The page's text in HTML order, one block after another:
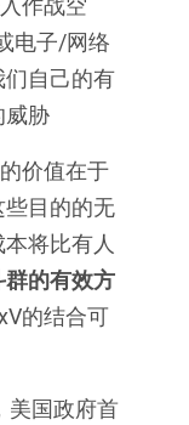
作战空
电子/网络
自己的有
威胁
价值在于
目的的无
将比有人
的有效方
的结合可
美国政府首